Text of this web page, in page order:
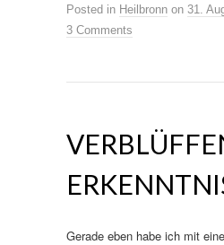
Posted in Heilbronn on 31.
3 Comments
Gerade eben habe ich mit